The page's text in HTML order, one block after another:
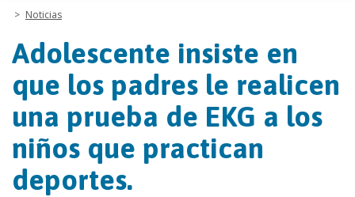
> Noticias
Adolescente insiste en
que los padres le realicen
una prueba de EKG a los
niños que practican
deportes.